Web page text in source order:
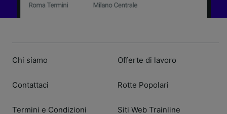
Chi siamo
Contattaci
Termini e Condizioni
Offerte di lavoro
Rotte Popolari
Siti Web Trainline